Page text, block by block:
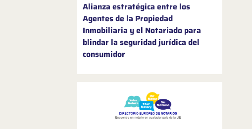
Alianza estratégica entre los
Agentes de la Propiedad
Inmobiliaria y el Notariado para
blindar la seguridad jurídica del
consumidor